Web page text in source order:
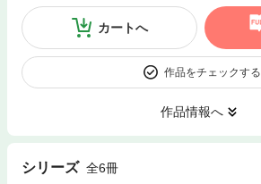
カートへ
作品をチェックする
作品情報へ
シリーズ 全6冊